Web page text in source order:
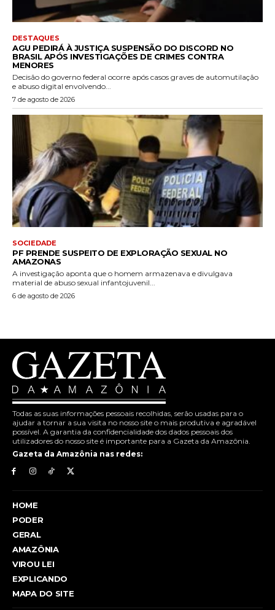
DESTAQUES
AGU PEDIRÁ À JUSTIÇA SUSPENSÃO DO DISCORD NO
BRASIL APÓS INVESTIGAÇÕES DE CRIMES CONTRA
MENORES
Decisão do governo federal ocorre após casos graves de automutilação
e abuso digital envolvendo...
7 de agosto de 2026
SOCIEDADE
PF PRENDE SUSPEITO DE EXPLORAÇÃO SEXUAL NO
AMAZONAS
A investigação aponta que o homem armazenava e divulgava
material de abuso sexual infantojuvenil...
6 de agosto de 2026
Todas as suas informações pessoais recolhidas, serão usadas para o
ajudar a tornar a sua visita no nosso site o mais produtiva e agradável
possível. A garantia da confidencialidade dos dados pessoais dos
utilizadores do nosso site é importante para a Gazeta da Amazônia.
Gazeta da Amazônia nas redes:
HOME
PODER
GERAL
AMAZÔNIA
VIROU LEI
EXPLICANDO
MAPA DO SITE